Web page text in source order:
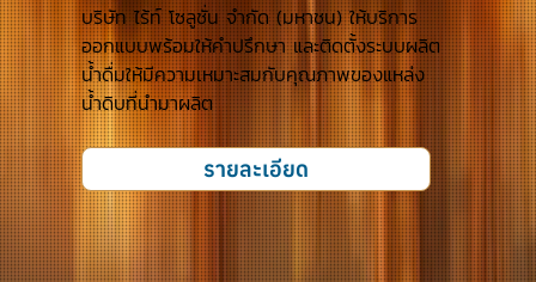
บริษัท ไร้ท์ โซลูชั่น จำกัด (มหาชน) ให้บริการ
ออกแบบพร้อมให้คำปรึกษา และติดตั้งระบบผลิต
น้ำดื่มให้มีความเหมาะสมกับคุณภาพของแหล่ง
น้ำดิบที่นำมาผลิต
รายละเอียด